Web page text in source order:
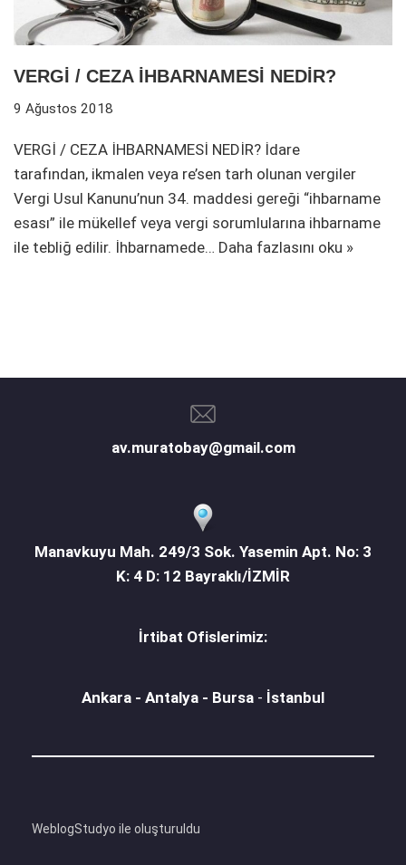
VERGİ / CEZA İHBARNAMESİ NEDİR?
9 Ağustos 2018
VERGİ / CEZA İHBARNAMESİ NEDİR? İdare
tarafından, ikmalen veya re’sen tarh olunan vergiler
Vergi Usul Kanunu’nun 34. maddesi gereği “ihbarname
esası” ile mükellef veya vergi sorumlularına ihbarname
ile tebliğ edilir. İhbarnamede… Daha fazlasını oku »
av.muratobay@gmail.com
Manavkuyu Mah. 249/3 Sok. Yasemin Apt. No: 3
K: 4 D: 12 Bayraklı/İZMİR
İrtibat Ofislerimiz:
Ankara - Antalya - Bursa - İstanbul
WeblogStudyo ile oluşturuldu